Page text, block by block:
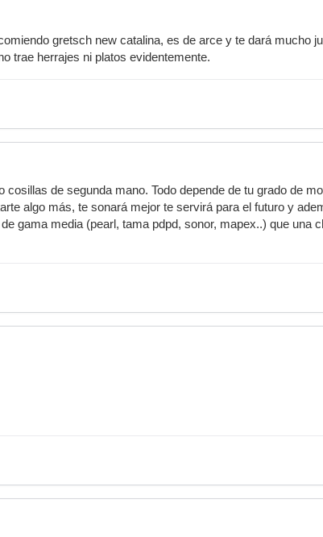
gretsch new catalina, es de arce y te dará mucho
trae herrajes ni platos evidentemente.
de segunda mano. Todo depende de tu grado de
algo más, te sonará mejor te servirá para el futuro y
gama media (pearl, tama pdpd, sonor, mapex..) que una